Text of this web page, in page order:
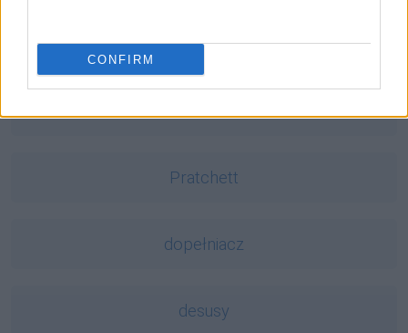
CONFIRM
e-mail
Pratchett
dopełniacz
desusy